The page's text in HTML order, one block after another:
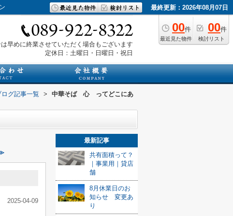
最終更新：2026年08月07日
00件
最近見た物件
00件
検討リスト
早めに終業させていただく場合もございます
定休日：土曜日・日曜日・祝日
グ記事一覧 >
中華そば 心 ってどこにあ
2025-04-09
最新記事
共有面積って？
｜事業用｜貸店
舗
8月休業日のお
知らせ 変更あ
り